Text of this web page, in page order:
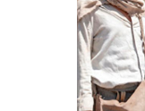
clau.